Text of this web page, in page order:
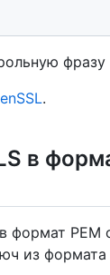
фразу
.
в
формат PEM
из формата